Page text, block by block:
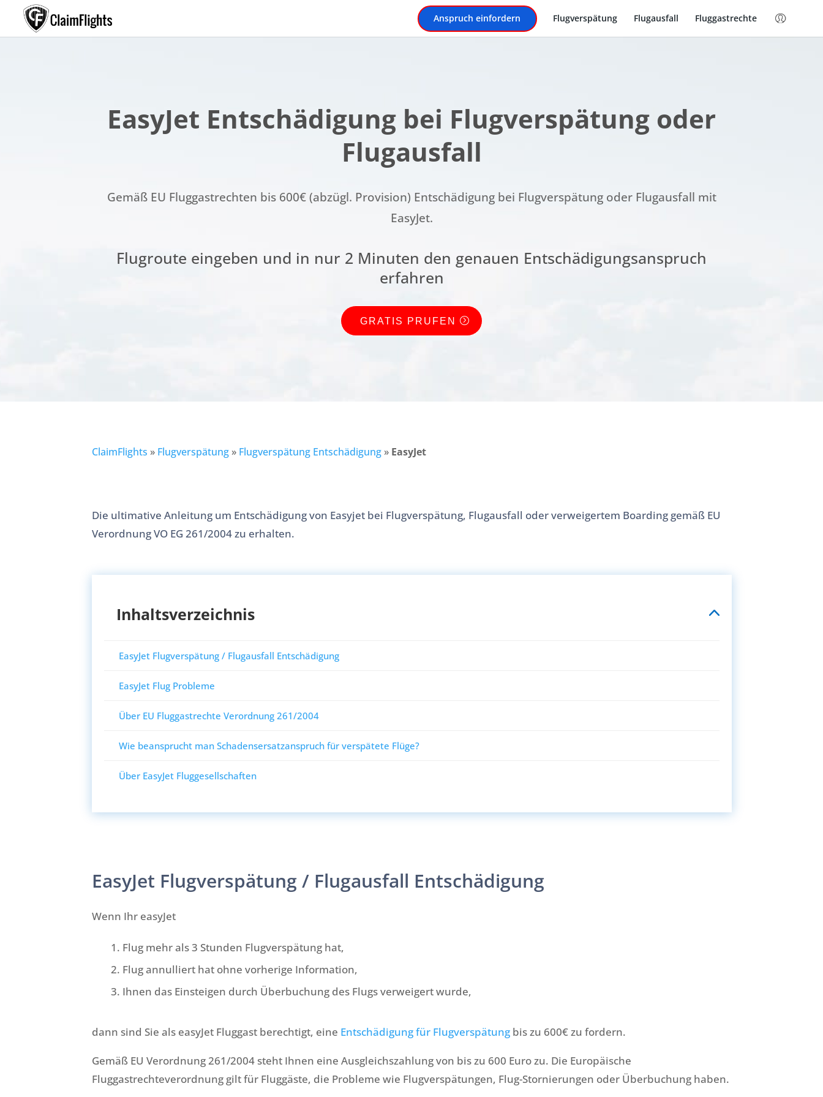
Anspruch einfordern Flugverspätung Flugausfall Fluggastrechte
EasyJet Entschädigung bei Flugverspätung oder
Flugausfall
Gemäß EU Fluggastrechten bis 600€ (abzügl. Provision) Entschädigung bei Flugverspätung oder Flugausfall mit
EasyJet.
Flugroute eingeben und in nur 2 Minuten den genauen Entschädigungsanspruch
erfahren
GRATIS PRUFEN
ClaimFlights » Flugverspätung» Flugverspätung Entschädigung» EasyJet
Die ultimative Anleitung um Entschädigung von Easyjet bei Flugverspätung, Flugausfall oder verweigertem Boarding gemäß EU
Verordnung VO EG 261/2004 zu erhalten.
Inhaltsverzeichnis
EasyJet Flugverspätung / Flugausfall Entschädigung
EasyJet Flug Probleme
Über EU Fluggastrechte Verordnung 261/2004
Wie beansprucht man Schadensersatzanspruch für verspätete Flüge?
Über EasyJet Fluggesellschaften
EasyJet Flugverspätung / Flugausfall Entschädigung
Wenn Ihr easyJet
Flug mehr als 3 Stunden Flugverspätung hat,
Flug annulliert hat ohne vorherige Information,
Ihnen das Einsteigen durch Überbuchung des Flugs verweigert wurde,
dann sind Sie als easyJet Fluggast berechtigt, eine Entschädigung für Flugverspätungbis zu 600€ zu fordern.
Gemäß EU Verordnung 261/2004 steht Ihnen eine Ausgleichszahlung von bis zu 600 Euro zu. Die Europäische
Fluggastrechteverordnung gilt für Fluggäste, die Probleme wie Flugverspätungen, Flug-Stornierungen oder Überbuchung haben.